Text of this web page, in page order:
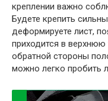
креплении важно
Будете крепить
деформируете лист,
приходится в
обратной стороны
можно легко пробить